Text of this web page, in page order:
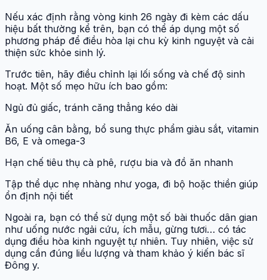
Nếu xác định rằng vòng kinh 26 ngày đi kèm các dấu
hiệu bất thường kể trên, bạn có thể áp dụng một số
phương pháp để điều hòa lại chu kỳ kinh nguyệt và cải
thiện sức khỏe sinh lý.
Trước tiên, hãy điều chỉnh lại lối sống và chế độ sinh
hoạt. Một số mẹo hữu ích bao gồm:
Ngủ đủ giấc, tránh căng thẳng kéo dài
Ăn uống cân bằng, bổ sung thực phẩm giàu sắt, vitamin
B6, E và omega-3
Hạn chế tiêu thụ cà phê, rượu bia và đồ ăn nhanh
Tập thể dục nhẹ nhàng như yoga, đi bộ hoặc thiền giúp
ổn định nội tiết
Ngoài ra, bạn có thể sử dụng một số bài thuốc dân gian
như uống nước ngải cứu, ích mẫu, gừng tươi… có tác
dụng điều hòa kinh nguyệt tự nhiên. Tuy nhiên, việc sử
dụng cần đúng liều lượng và tham khảo ý kiến bác sĩ
Đông y.